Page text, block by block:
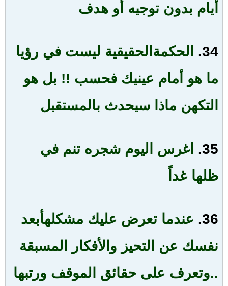
أيام بدون توجيه أو هدف
34. الحكمة الحقيقية ليست في رؤيا
ما هو أمام عينيك فحسب !! بل هو
التكهن ماذا سيحدث بالمستقبل
35.
اغرس اليوم شجره تنم في
ظلها غداً
36. عندما تعرض عليك مشكلهأبعد
نفسك عن التحيز والأفكار المسبقة
..وتعرف على حقائق الموقف ورتبها